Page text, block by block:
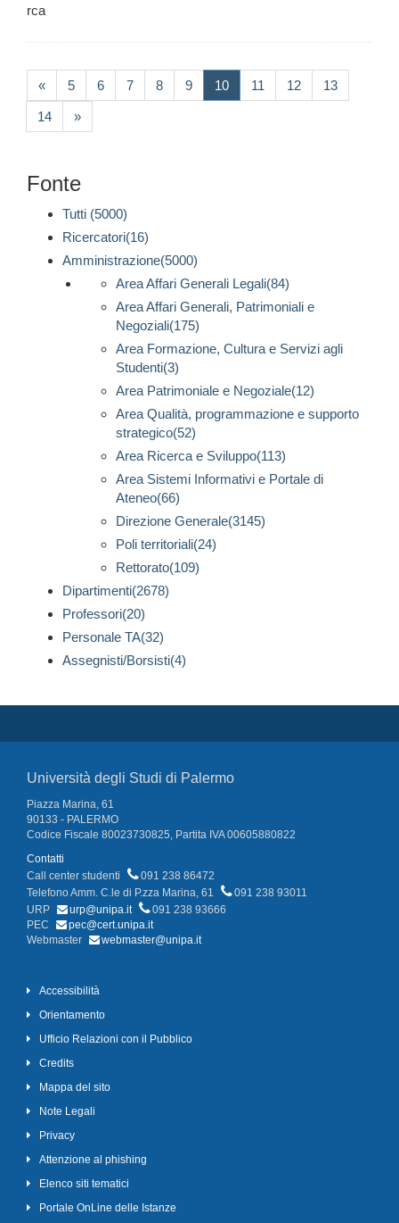
rca
« 5 6 7 8 9 10(current)
11 12 13
14 »
Fonte
Tutti (5000)
Ricercatori(16)
Amministrazione(5000)
Area Affari Generali Legali(84)
Area Affari Generali, Patrimoniali e
Negoziali(175)
Area Formazione, Cultura e Servizi agli
Studenti(3)
Area Patrimoniale e Negoziale(12)
Area Qualità, programmazione e supporto
strategico(52)
Area Ricerca e Sviluppo(113)
Area Sistemi Informativi e Portale di
Ateneo(66)
Direzione Generale(3145)
Poli territoriali(24)
Rettorato(109)
Dipartimenti(2678)
Professori(20)
Personale TA(32)
Assegnisti/Borsisti(4)
Università degli Studi di Palermo
Piazza Marina, 61
90133 - PALERMO
Codice Fiscale 80023730825, Partita IVA 00605880822
Contatti
Call center studenti
091 238 86472
Telefono Amm. C.le di P.zza Marina, 61
091 238 93011
URP
urp@unipa.it
091 238 93666
PEC
pec@cert.unipa.it
Webmaster
webmaster@unipa.it
Accessibilità
Orientamento
Ufficio Relazioni con il Pubblico
Credits
Mappa del sito
Note Legali
Privacy
Attenzione al phishing
Elenco siti tematici
Portale OnLine delle Istanze